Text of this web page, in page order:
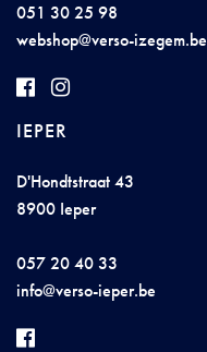
051 30 25 98
webshop@verso-izegem.be
IEPER
D'Hondtstraat 43
8900 Ieper
057 20 40 33
info@verso-ieper.be